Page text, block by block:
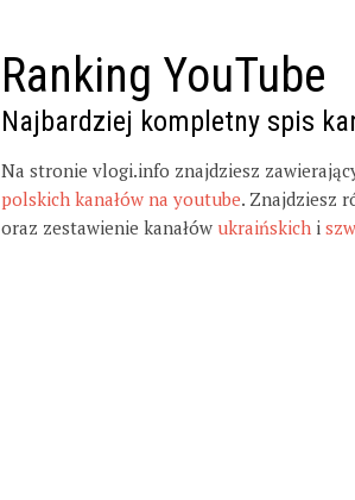
Ranking YouTube
Najbardziej kompletny spis
Na stronie vlogi.info znajdziesz
polskich kanałów na youtube. Znajdziesz
oraz zestawienie kanałów ukraińskich i